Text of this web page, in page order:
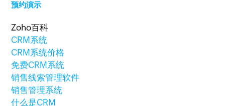
预约演示
Zoho百科
CRM系统
CRM系统价格
免费CRM系统
销售线索管理软件
销售管理系统
什么是CRM